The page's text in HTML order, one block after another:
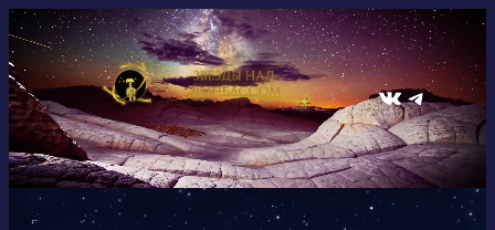
Перейти
к
содержимому
ВКонтакте Telegram